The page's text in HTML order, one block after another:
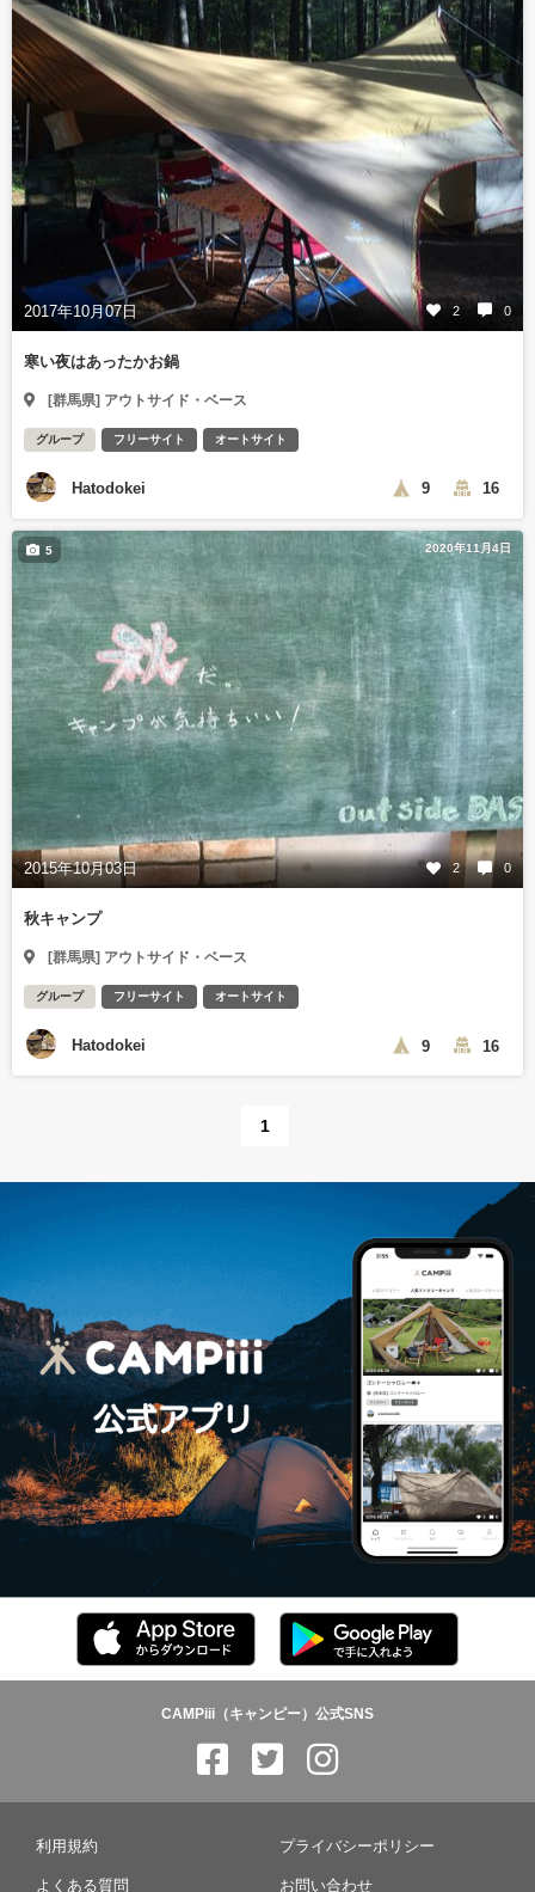
2017年10月07日 2 0
寒い夜はあったかお鍋
[群馬県] アウトサイド・ベース
グループ フリーサイト オートサイト
Hatodokei 9 16
2020年11月4日
2015年10月03日 2 0
5
秋キャンプ
[群馬県] アウトサイド・ベース
グループ フリーサイト オートサイト
Hatodokei 9 16
1
CAMPiii（キャンピー）公式SNS
利用規約 プライバシーポリシー
よくある質問 お問い合わせ